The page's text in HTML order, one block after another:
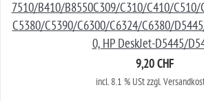
7510/B410/B8550C309/C310/C410/
C5380/C5390/C6300/C6324/C6380/
0, HP DeskJet-D5445/
9,20 CHF
incl. 8.1 % USt zzgl.